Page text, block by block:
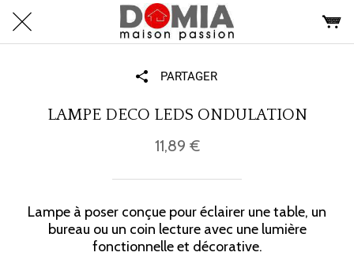
PARTAGER
LAMPE DECO LEDS ONDULATION
11,89 €
Lampe à poser conçue pour éclairer une table, un
bureau ou un coin lecture avec une lumière
fonctionnelle et décorative.